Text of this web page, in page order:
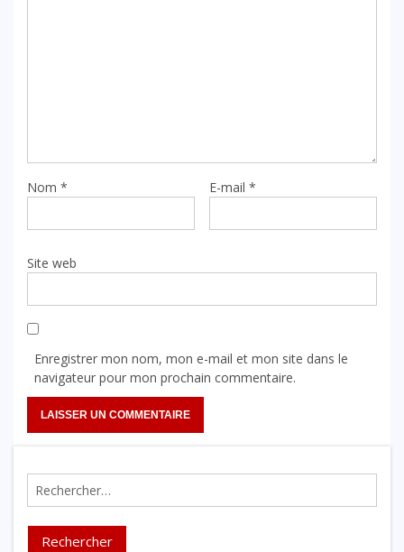
Nom * E-mail *
Site web
Enregistrer mon nom, mon e-mail et mon site dans le
navigateur pour mon prochain commentaire.
Rechercher :